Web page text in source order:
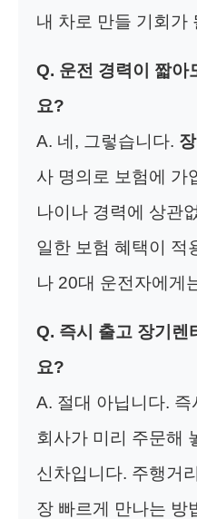
내 차로 만들 기회가
Q. 운전 경력이 짧아
요?
A. 네, 그렇습니다.
사 명의로 보험에 가
나이나 경력에 상관
일한 보험 혜택이 적
나 20대 운전자에게
Q. 즉시 출고 장기렌
요?
A. 절대 아닙니다.
회사가 미리 주문해
신차입니다. 주행거
장 빠르게 만나는 방